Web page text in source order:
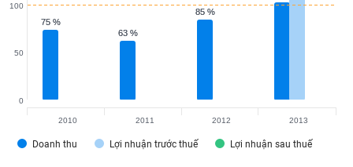
75 %
75 %
63 %
63 %
85 %
85 %
Doanh thu Lợi nhuận trước thuế Lợi nhuận sau thuế
0
50
100
2010 2011 2012 2013